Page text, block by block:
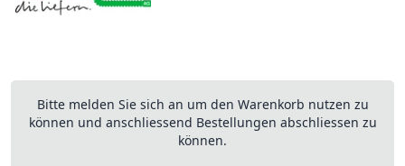
Bitte melden Sie sich an um den Warenkorb nutzen zu
können und anschliessend Bestellungen abschliessen zu
können.